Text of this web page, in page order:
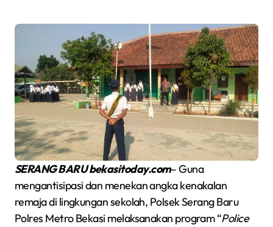
SERANG BARU bekasitoday.com– Guna
mengantisipasi dan menekan angka kenakalan
remaja di lingkungan sekolah, Polsek Serang Baru
Polres Metro Bekasi melaksanakan program “Police